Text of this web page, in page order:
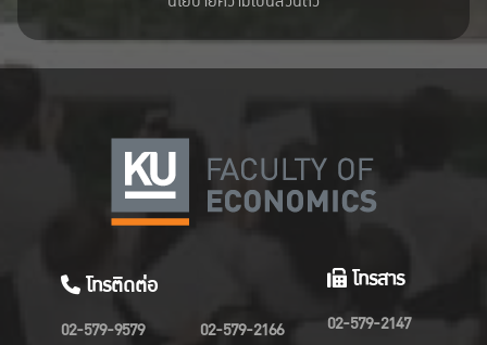
โทรติดต่อ
02-579-9579
02-579-2166
โทรสาร
02-579-2147